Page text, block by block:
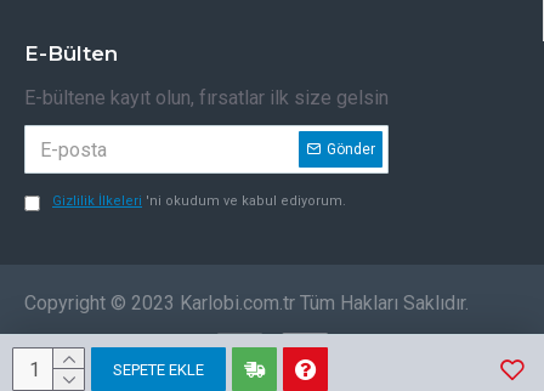
SEPETE EKLE
E-Bülten
E-bültene kayıt olun, fırsatlar ilk size gelsin
Gönder
Gizlilik İlkeleri 'ni okudum ve kabul ediyorum.
Copyright © 2023 Karlobi.com.tr Tüm Hakları Saklıdır.